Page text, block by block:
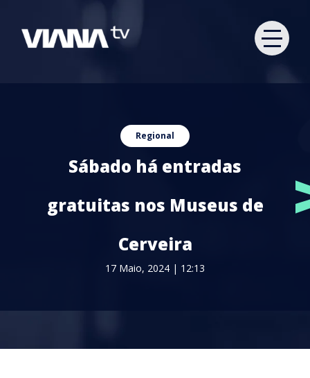
Regional
Sábado há entradas
gratuitas nos Museus de
Cerveira
17 Maio, 2024 | 12:13